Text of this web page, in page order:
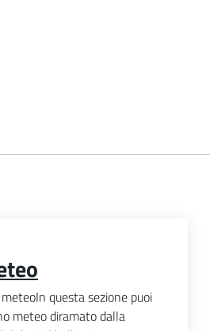
questa sezione puoi
meteo diramato dalla